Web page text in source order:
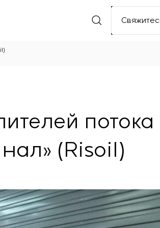
потока
(Risoil)